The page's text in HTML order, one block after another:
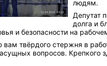
людям.
Депутат
долга и
и безопасности на
твёрдого стержня в
вопросов.